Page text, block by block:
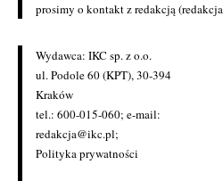
prosimy o kontakt z redakcją
Wydawca: IKC sp. z o.o.
ul. Podole 60 (KPT), 30-394
Kraków
tel.: 600-015-060; e-mail:
redakcja@ikc.pl;
Polityka prywatności